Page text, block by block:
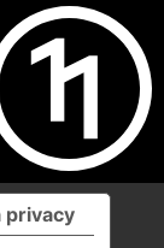
privacy